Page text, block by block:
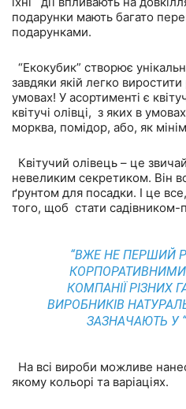
подарунки мають багато
подарунками.
“Екокубик” створює
завдяки якій легко
умовах! У асортименті є
квітучі олівці, з яких в
морква, помідор, або, як
Квітучий олівець – це
невеликим секретиком. Він
ґрунтом для посадки. І це
того, щоб стати садівником-
“ВЖЕ НЕ ПЕРШИЙ
КОМПАНІЇ РІЗНИХ
ВИРОБНИКІВ
ЗАЗНАЧАЮТЬ У
На всі вироби можливе
якому кольорі та варіаціях.